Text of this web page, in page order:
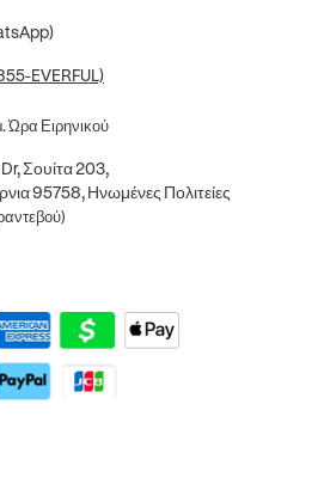
EVERFUL)
Ώρα Ειρηνικού
Σουίτα 203,
95758, Ηνωμένες Πολιτείες